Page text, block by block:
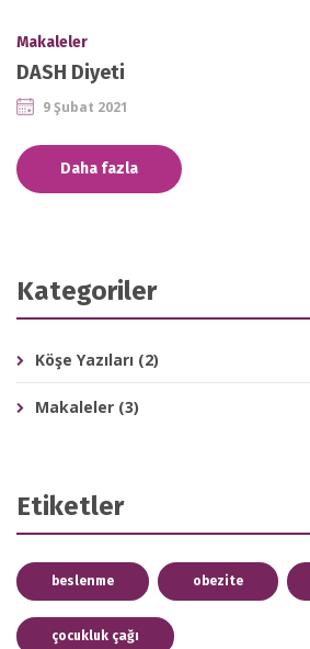
Makaleler
DASH Diyeti
9 Şubat 2021
Daha fazla
Kategoriler
Köşe Yazıları (2)
Makaleler (3)
Etiketler
beslenme obezite
çocukluk çağı